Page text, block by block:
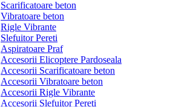
Scarificatoare beton
Vibratoare beton
Rigle Vibrante
Slefuitor Pereti
Aspiratoare Praf
Accesorii Elicoptere Pardoseala
Accesorii Scarificatoare beton
Accesorii Vibratoare beton
Accesorii Rigle Vibrante
Accesorii Slefuitor Pereti